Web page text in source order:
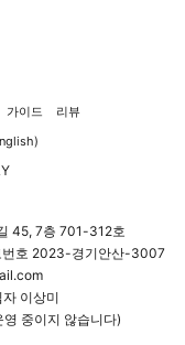
가이드
리뷰
45, 7층 701-312호
번호 2023-경기안산-3007
이상미
중이지 않습니다)